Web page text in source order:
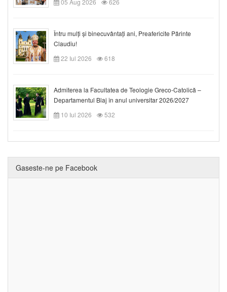
Întru mulți și binecuvântați ani, Preafericite Părinte
Claudiu!
22 Iul 2026
618
Admiterea la Facultatea de Teologie Greco-Catolică –
Departamentul Blaj în anul universitar 2026/2027
10 Iul 2026
532
Gaseste-ne pe Facebook